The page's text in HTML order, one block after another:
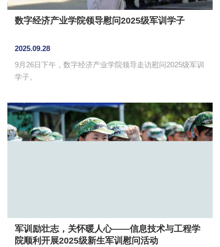
数字经济产业学院领导慰问2025级军训学子
2025.09.28
9月26日下午，​数字经济产业学院领导走访慰问2025级军训
学子。
军训励壮志，关怀暖人心——信息技术与工程学
院顺利开展2025级新生军训慰问活动